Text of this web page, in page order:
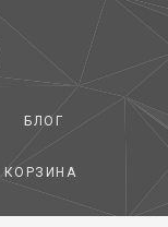
БЛОГ
КОРЗИНА